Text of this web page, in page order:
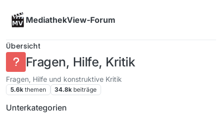
MediathekView-Forum
Übersicht
Fragen, Hilfe, Kritik
Fragen, Hilfe und konstruktive Kritik
5.6k themen 34.8k beiträge
Unterkategorien